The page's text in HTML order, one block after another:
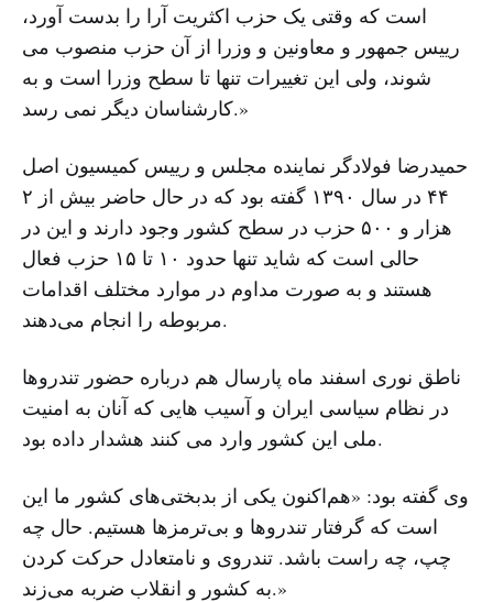
است که وقتی یک حزب اکثریت آرا را بدست آورد،
رییس جمهور و معاونین و وزرا از آن حزب منصوب می
شوند، ولی این تغییرات تنها تا سطح وزرا است و به
کارشناسان دیگر نمی رسد.»
حمیدرضا فولادگر نماینده مجلس و رییس کمیسیون اصل
۴۴ در سال ۱۳۹۰ گفته بود که در حال حاضر بیش از ۲
هزار و ۵۰۰ حزب در سطح کشور وجود دارند و این در
حالی است که شاید تنها حدود ۱۰ تا ۱۵ حزب فعال
هستند و به صورت مداوم در موارد مختلف اقدامات
مربوطه را انجام می‌دهند.
ناطق نوری اسفند ماه پارسال هم درباره حضور تندروها
در نظام سیاسی ایران و آسیب هایی که آنان به امنیت
ملی این کشور وارد می کنند هشدار داده بود.
وی گفته بود: «هم‌اکنون یکی از بدبختی‌های کشور ما این
است که گرفتار تندروها و بی‌ترمزها هستیم. حال چه
چپ، چه راست باشد. تندروی و نامتعادل حرکت کردن
به کشور و انقلاب ضربه می‌زند.»